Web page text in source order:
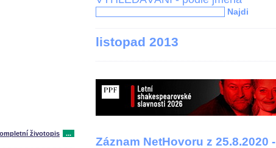
životopis ...
Najdi
listopad 2013
Záznam NetHovoru z 25.8.2020 -